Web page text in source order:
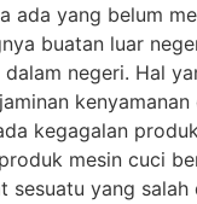
ada yang belum
buatan luar
negeri. Hal
kegagalan
mesin cuci
yang